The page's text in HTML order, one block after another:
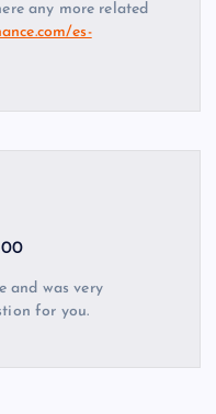
any more related
es-
and was very
for you.